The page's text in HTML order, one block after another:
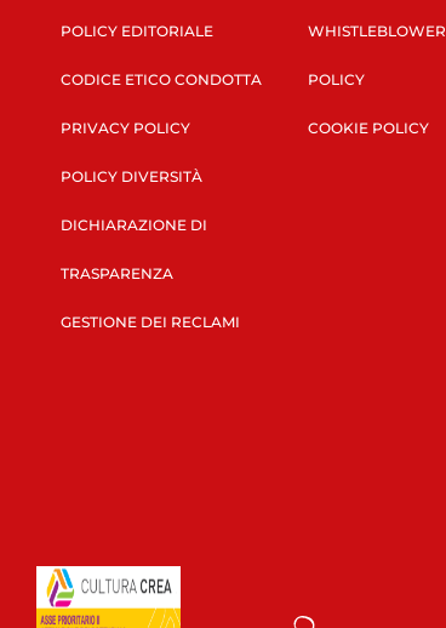
POLICY EDITORIALE
CODICE ETICO CONDOTTA
PRIVACY POLICY
POLICY DIVERSITÀ
DICHIARAZIONE DI
TRASPARENZA
GESTIONE DEI RECLAMI
WHISTLEBLOWER
POLICY
COOKIE POLICY